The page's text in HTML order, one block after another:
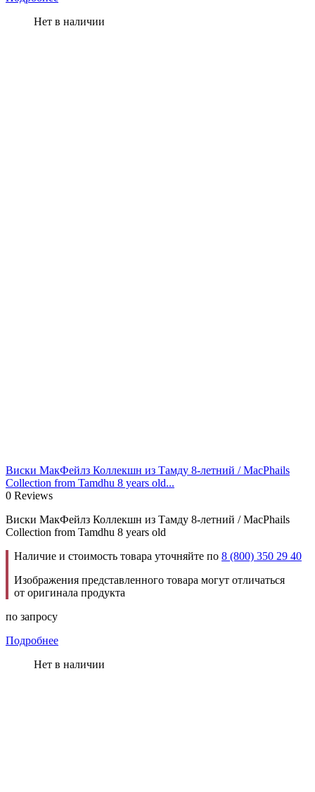
Нет в наличии
Виски МакФейлз Коллекшн из Тамду 8-летний / MacPhails
Collection from Tamdhu 8 years old...
0 Reviews
Виски МакФейлз Коллекшн из Тамду 8-летний / MacPhails
Collection from Tamdhu 8 years old
Наличие и стоимость товара уточняйте по 8 (800) 350 29 40
Изображения представленного товара могут отличаться
от оригинала продукта
по запросу
Подробнее
Нет в наличии